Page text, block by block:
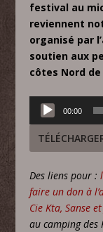
festival au
reviennent
organisé par
soutien aux
côtes Nord de
Lecteur
audio
00:00
Des liens pour :
faire un don à
Cie Kta,Sanse
au camping des